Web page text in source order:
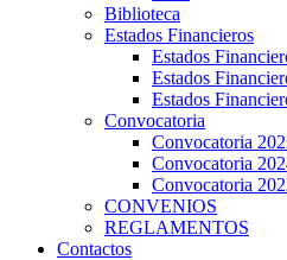
Biblioteca
Estados Financieros
Estados
Estados
Estados
Convocatoria
Convocatoria
Convocatoria
Convocatoria
CONVENIOS
REGLAMENTOS
Contactos